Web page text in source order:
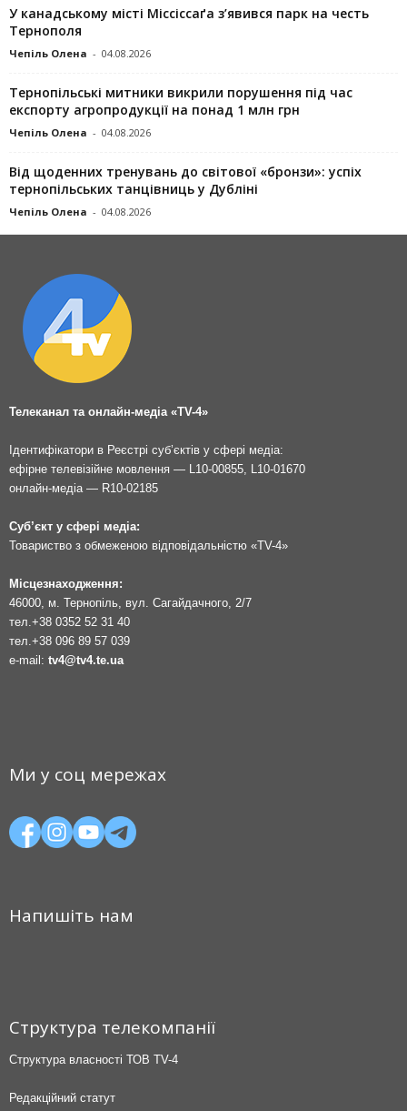
У канадському місті Міссіссаґа з’явився парк на честь
Тернополя
Чепіль Олена - 04.08.2026
Тернопільські митники викрили порушення під час
експорту агропродукції на понад 1 млн грн
Чепіль Олена - 04.08.2026
Від щоденних тренувань до світової «бронзи»: успіх
тернопільських танцівниць у Дубліні
Чепіль Олена - 04.08.2026
Телеканал та онлайн-медіа «TV-4»
Ідентифікатори в Реєстрі суб’єктів у сфері медіа:
ефірне телевізійне мовлення — L10-00855, L10-01670
онлайн-медіа — R10-02185
Суб’єкт у сфері медіа:
Товариство з обмеженою відповідальністю «TV-4»
Місцезнаходження:
46000, м. Тернопіль, вул. Сагайдачного, 2/7
тел. +38 0352 52 31 40
тел. +38 096 89 57 039
e-mail: tv4@tv4.te.ua
Ми у соц мережах
Напишіть нам
Структура телекомпанії
Структура власності ТОВ TV-4
Редакційний статут